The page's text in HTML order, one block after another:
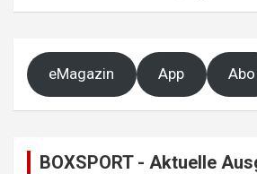
eMagazin App Abo
BOXSPORT - Aktuelle